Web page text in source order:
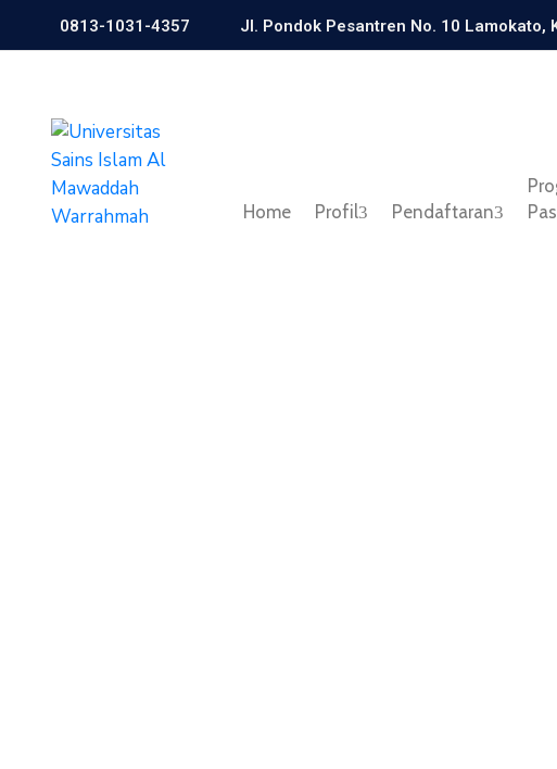
0813-1031-4357 Jl. Pondok Pesantren No. 10 Lamokato,
Home Profil Pendaftaran